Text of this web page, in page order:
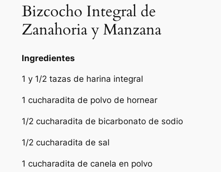
Bizcocho Integral de
Zanahoria y Manzana
Ingredientes
1 y 1/2 tazas de harina integral
1 cucharadita de polvo de hornear
1/2 cucharadita de bicarbonato de sodio
1/2 cucharadita de sal
1 cucharadita de canela en polvo